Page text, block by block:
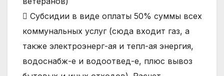
 Субсидии в виде оплаты 50% суммы всех
коммунальных услуг (сюда входит газ, а
также электроэнерг-ая и тепл-ая энергия,
водоснабж-е и водоотвед-е, плюс вывоз